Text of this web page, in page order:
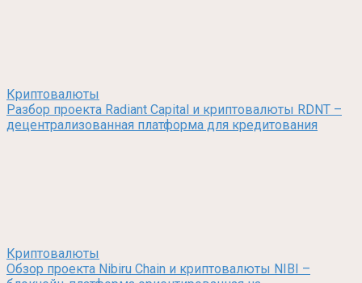
Криптовалюты
Разбор проекта Radiant Capital и криптовалюты RDNT –
децентрализованная платформа для кредитования
Криптовалюты
Обзор проекта Nibiru Chain и криптовалюты NIBI –